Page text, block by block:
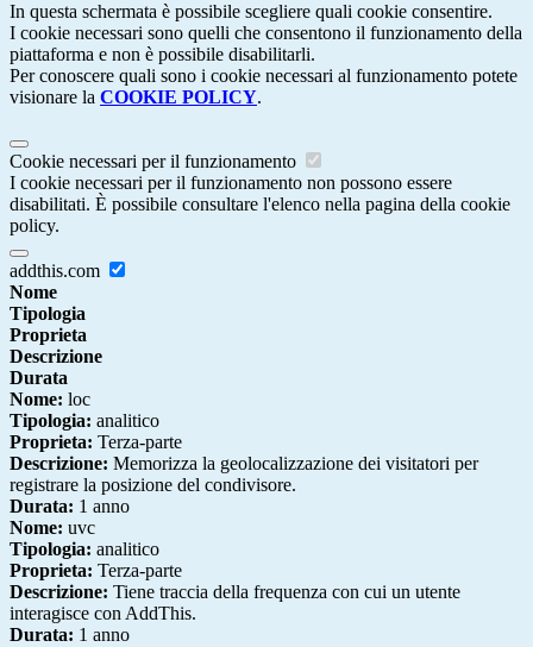
In questa schermata è possibile scegliere quali cookie consentire.
I cookie necessari sono quelli che consentono il funzionamento della
piattaforma e non è possibile disabilitarli.
Per conoscere quali sono i cookie necessari al funzionamento potete
visionare la COOKIE POLICY.
Cookie necessari per il funzionamento
I cookie necessari per il funzionamento non possono essere
disabilitati. È possibile consultare l'elenco nella pagina della cookie
policy.
addthis.com
Nome
Tipologia
Proprieta
Descrizione
Durata
Nome: loc
Tipologia: analitico
Proprieta: Terza-parte
Descrizione: Memorizza la geolocalizzazione dei visitatori per
registrare la posizione del condivisore.
Durata: 1 anno
Nome: uvc
Tipologia: analitico
Proprieta: Terza-parte
Descrizione: Tiene traccia della frequenza con cui un utente
interagisce con AddThis.
Durata: 1 anno